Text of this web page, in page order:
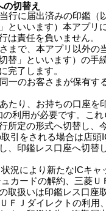
切替え
行に届出済みの印鑑
といいます）本アプ
は責任を負いません。
まで、本アプリ以外
替」といいます）の
完了します。
一のお客さまが保有
たり、お持ちの口座
利用が必要です。こ
定の形式へ切替し、
引をされる場合は店
、印鑑レス口座へ切
により新たなICキ
カードの解約、三菱
扱いは印鑑レス口座
ＦＪダイレクトの利